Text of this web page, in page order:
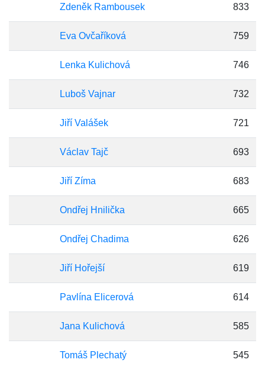
Zdeněk Rambousek 833
Eva Ovčaříková 759
Lenka Kulichová 746
Luboš Vajnar 732
Jiří Valášek 721
Václav Tajč 693
Jiří Zíma 683
Ondřej Hnilička 665
Ondřej Chadima 626
Jiří Hořejší 619
Pavlína Elicerová 614
Jana Kulichová 585
Tomáš Plechatý 545